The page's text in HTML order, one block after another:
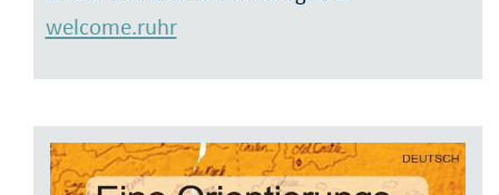
welcome.ruhr